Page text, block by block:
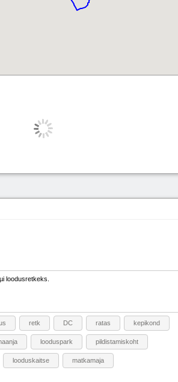
loodusretkeks.
retk DC ratas kepikond
looduspark pildistamiskoht
looduskaitse matkamaja